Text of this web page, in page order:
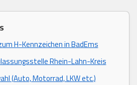
H-Kennzeichen in BadEms
Rhein-Lahn-Kreis
(Auto, Motorrad, LKW etc.)